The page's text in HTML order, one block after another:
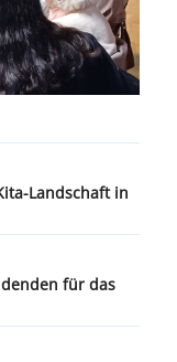
Landschaft in
für das